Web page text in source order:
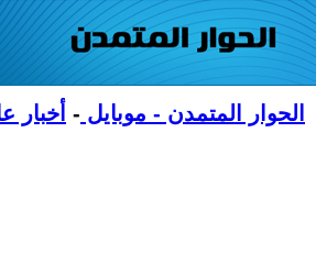
الحوار المتمدن - موبايل - أخبار